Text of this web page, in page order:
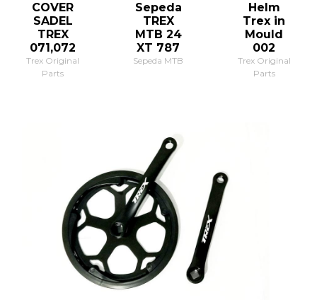
COVER
SADEL
TREX
071,072
Trex Original
Parts
Sepeda
TREX
MTB 24
XT 787
Sepeda MTB
Helm
Trex in
Mould
002
Trex Original
Parts